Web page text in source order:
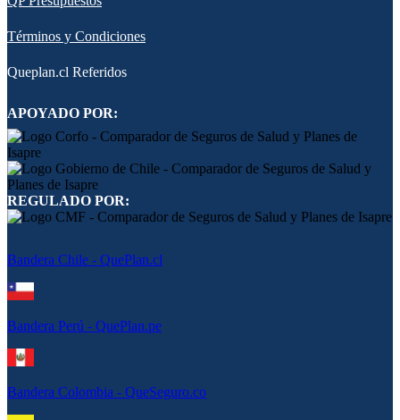
Términos y Condiciones
Queplan.cl Referidos
APOYADO POR:
REGULADO POR:
Bandera Chile - QuePlan.cl
Bandera Perú - QuePlan.pe
Bandera Colombia - QueSeguro.co